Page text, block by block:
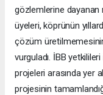
gözlemlerine dayanan
üyeleri, köprünün
çözüm
vurguladı. İBB
projeleri arasında yer
projesinin